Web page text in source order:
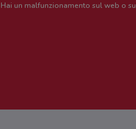
Hai un malfunzionamento sul web o